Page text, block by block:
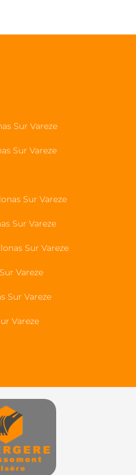
Sur Vareze
Sur Vareze
Sur Vareze
Sur Vareze
Sur Vareze
Vareze
Sur Vareze
Vareze